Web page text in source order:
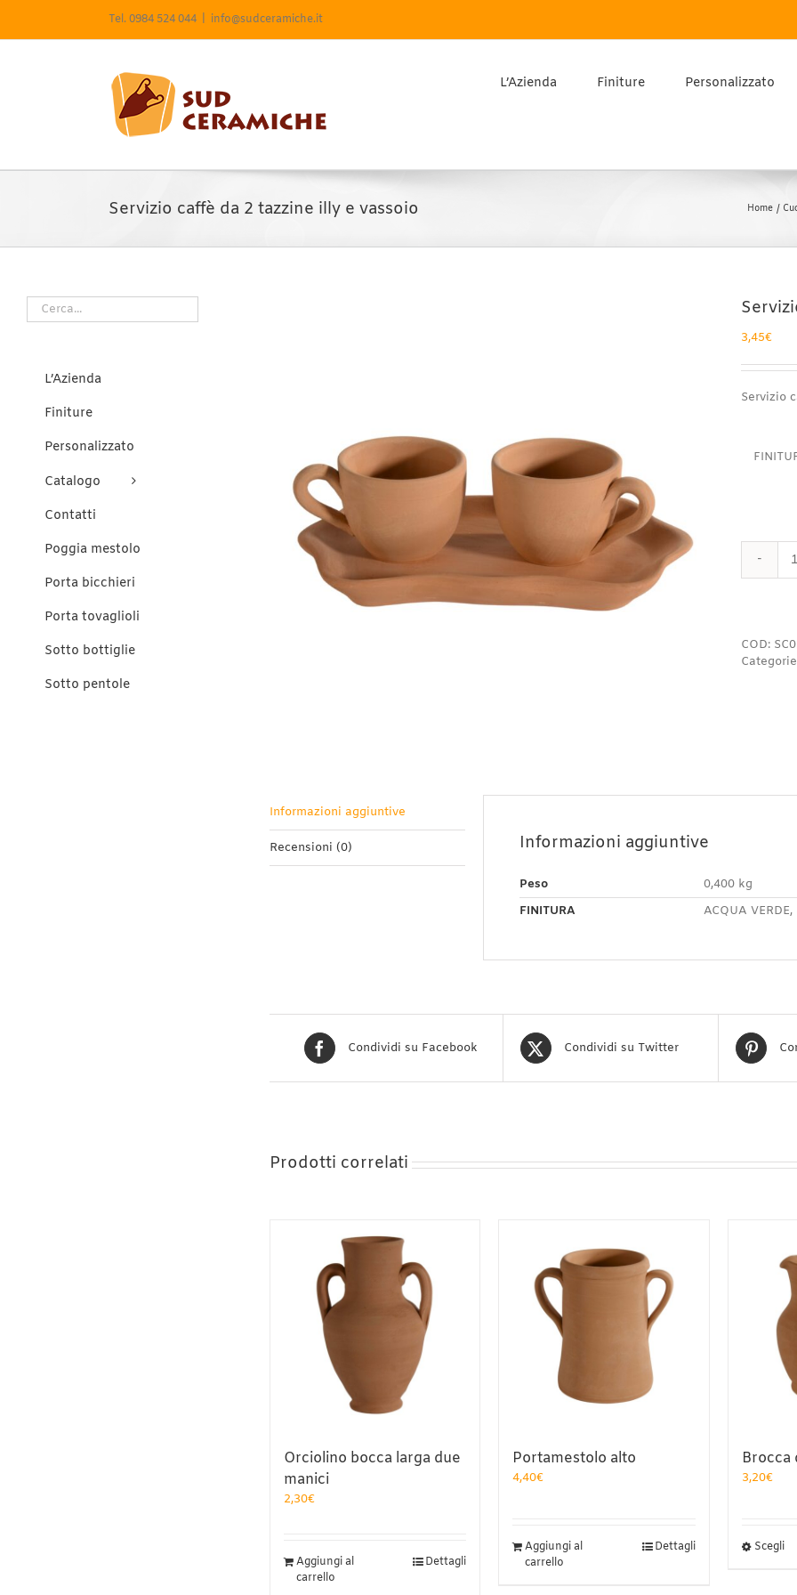
contenuto
Tel. 0984 524 044 info@sudceramiche.it
L’Azienda Finiture Personalizzato
Servizio caffè da 2 tazzine illy e vassoio Home
3,45€
Servizio
COD:
Informazioni aggiuntive
Recensioni (0) Informazioni aggiuntive
Peso
0,400 kg
FINITURA
ACQUA VERDE,
Condividi su Facebook Condividi su Twitter
Prodotti correlati
Orciolino bocca larga due
manici
2,30€
Aggiungi al
carrello
Dettagli
Portamestolo alto
4,40€
Aggiungi al
carrello
Dettagli
Brocca
3,20€
Scegli
L’Azienda
Finiture
Personalizzato
Catalogo
Contatti
Poggia mestolo
Porta bicchieri
Porta tovaglioli
Sotto bottiglie
Sotto pentole